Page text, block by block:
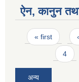
ऐन, कानुन तथा
Pages
« first
4
अन्य